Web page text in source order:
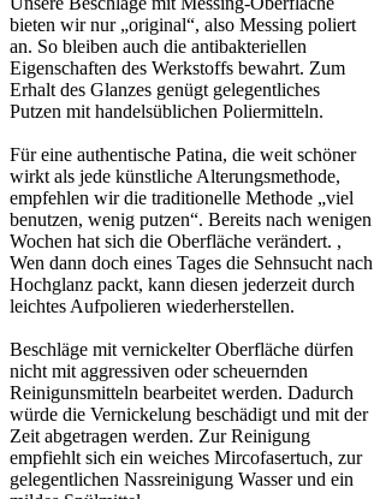
bieten wir nur „original“, also Messing poliert
an. So bleiben auch die antibakteriellen
Eigenschaften des Werkstoffs bewahrt. Zum
Erhalt des Glanzes genügt gelegentliches
Putzen mit handelsüblichen Poliermitteln.
Für eine authentische Patina, die weit schöner
wirkt als jede künstliche Alterungsmethode,
empfehlen wir die traditionelle Methode „viel
benutzen, wenig putzen“. Bereits nach wenigen
Wochen hat sich die Oberfläche verändert. ,
Wen dann doch eines Tages die Sehnsucht nach
Hochglanz packt, kann diesen jederzeit durch
leichtes Aufpolieren wiederherstellen.
Beschläge mit vernickelter Oberfläche dürfen
nicht mit aggressiven oder scheuernden
Reinigunsmitteln bearbeitet werden. Dadurch
würde die Vernickelung beschädigt und mit der
Zeit abgetragen werden. Zur Reinigung
empfiehlt sich ein weiches Mircofasertuch, zur
gelegentlichen Nassreinigung Wasser und ein